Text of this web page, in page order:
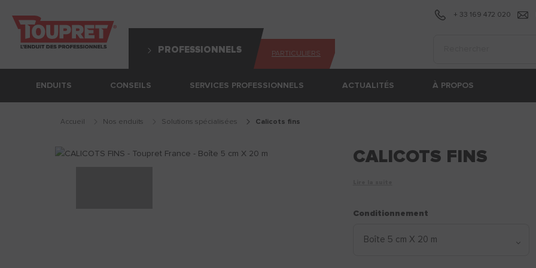
PROFESSIONNELS PARTICULIERS
+ 33 169 472 020
ENDUITS CONSEILS SERVICES PROFESSIONNELS ACTUALITÉS À PROPOS
Accueil Nos enduits solutions spécialisées
calicots fins
CALICOTS FINS
Conditionnement